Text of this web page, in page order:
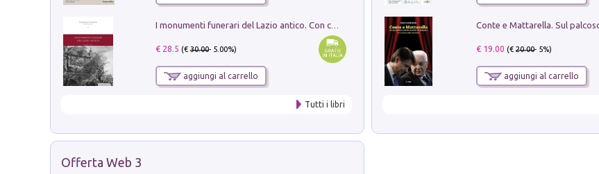
I monumenti funerari del Lazio antico. Con cartella con tavole
€ 28.5 (€30.00- 5.00%)
aggiungi al carrello
Tutti i libri
€ 19.00 (€20.00- 5%)
aggiungi al carrello
Offerta Web 3